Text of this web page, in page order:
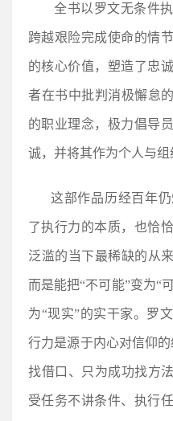
全书以罗文无条件
跨越艰险完成使命的情
的核心价值，塑造了忠
者在书中批判消极懈怠
的职业理念，极力倡导
诚，并将其作为个人与组
这部作品历经百年
了执行力的本质，也恰
泛滥的当下最稀缺的从
而是能把“不可能”变为“
为“现实”的实干家。罗
行力是源于内心对信仰
找借口、只为成功找方
受任务不讲条件、执行